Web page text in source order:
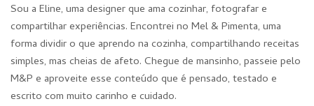
Sou a Eline, uma designer que ama cozinhar, fotografar e
compartilhar experiências. Encontrei no Mel & Pimenta, uma
forma dividir o que aprendo na cozinha, compartilhando receitas
simples, mas cheias de afeto. Chegue de mansinho, passeie pelo
M&P e aproveite esse conteúdo que é pensado, testado e
escrito com muito carinho e cuidado.